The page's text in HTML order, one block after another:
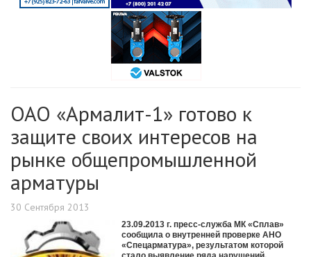
ОАО «Армалит-1» готово к
защите своих интересов на
рынке общепромышленной
арматуры
30 Сентября 2013
23.09.2013 г. пресс-служба МК «Сплав»
сообщила о внутренней проверке АНО
«Спецарматура», результатом которой